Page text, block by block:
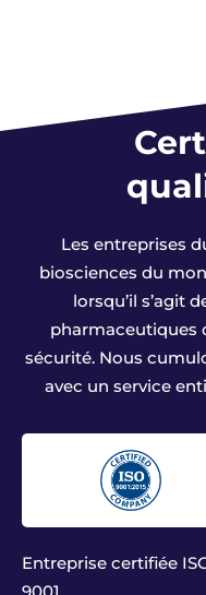
Les entreprises
biosciences du
lorsqu’il s’agit
pharmaceutiques
sécurité. Nous
avec un service
Entreprise certifiée